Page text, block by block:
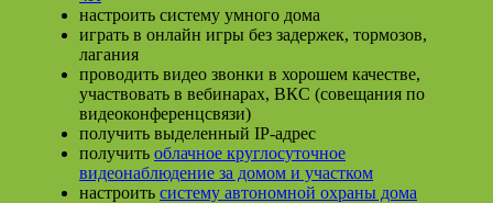
настроить систему умного дома
играть в онлайн игры без задержек, тормозов,
лагания
проводить видео звонки в хорошем качестве,
участвовать в вебинарах, ВКС (совещания по
видеоконференцсвязи)
получить выделенный IP-адрес
получить облачное круглосуточное
видеонаблюдение за домом и участком
настроить систему автономной охраны дома